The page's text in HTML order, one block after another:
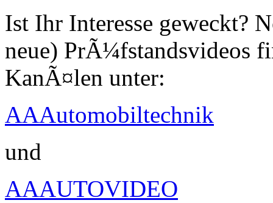
Ist Ihr Interesse geweckt?
neue) PrÃ¼fstandsvideos
KanÃ¤len unter:
AAAutomobiltechnik
und
AAAUTOVIDEO